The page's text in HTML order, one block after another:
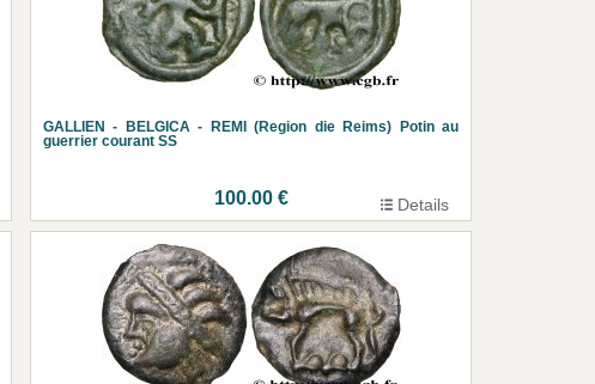
GALLIEN - BELGICA - REMI (Region die Reims) Potin au
guerrier courant SS
100.00 € Details